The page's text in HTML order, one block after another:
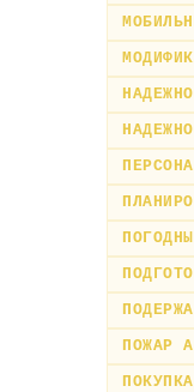
ПОЖАР